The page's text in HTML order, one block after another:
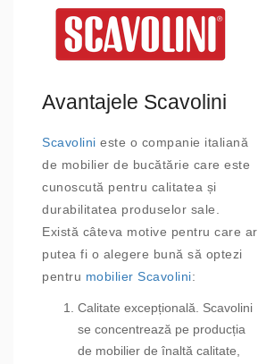
Avantajele Scavolini
Scavolini este o companie italiană
de mobilier de bucătărie care este
cunoscută pentru calitatea și
durabilitatea produselor sale.
Există câteva motive pentru care ar
putea fi o alegere bună să optezi
pentru mobilier Scavolini:
Calitate excepțională. Scavolini
se concentrează pe producția
de mobilier de înaltă calitate,